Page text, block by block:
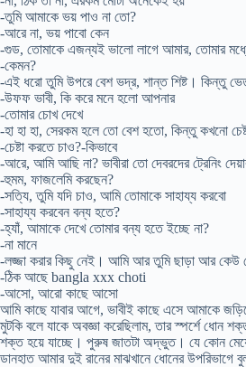
-তুমি আমাকে ভয় পাও না তো?
-আরে না, ভয় পাবো কেন
-গুড, তোমাকে এজন্যই ভালো লাগে আমার, তোমার
-কেমন?
-এই ধরো তুমি উপরে বেশ ভদ্র, শান্ত শিষ্ট। কিন্তু
-উফফ ভাবী, কি করে মনে হলো আপনার
-তোমার চোখ দেখে
-হা হা হা, সেরকম হলে তো বেশ হতো, কিন্তু কখনো
-চেষ্টা করতে চাও?-কিভাবে
-আরে, আমি আছি না? ভাবীরা তো দেবরদের ট্রেনিং
-হুমম, ফাজলেমি করছেন?
-সত্যি, তুমি যদি চাও, আমি তোমাকে সাহায্য করবো
-সাহায্য করবেন বন্য হতে?
-হ্যাঁ, আমাকে দেখে তোমার বন্য হতে ইচ্ছে না?
-না মানে
-লজ্জা করার কিছু নেই। আমি আর তুমি ছাড়া আর কেউ
-ঠিক আছে bangla xxx choti
-আসো, আরো কাছে আসো
আমি কাছে যাবার আগে, ভাবীই কাছে এসে আমাকে
মুটকি বলে যাকে অবজ্ঞা করেছিলাম, তার স্পর্শে
শক্ত হয়ে যাচ্ছে। পুরুষ জাতটা অদ্ভুত। যে কোন মেয়ের
ডানহাত আমার দুই রানের মাঝখানে ধোনের